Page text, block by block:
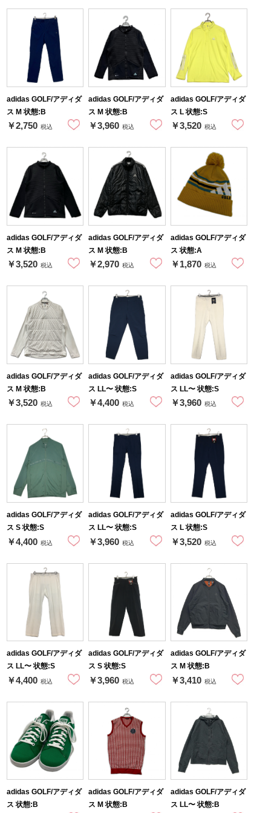
adidas GOLF/アディダ
ス M 状態:B
￥2,750 税込
adidas GOLF/アディダ
ス M 状態:B
￥3,960 税込
adidas GOLF/アディダ
ス L 状態:S
￥3,520 税込
adidas GOLF/アディダ
ス M 状態:B
￥3,520 税込
adidas GOLF/アディダ
ス M 状態:B
￥2,970 税込
adidas GOLF/アディダ
ス 状態:A
￥1,870 税込
adidas GOLF/アディダ
ス M 状態:B
￥3,520 税込
adidas GOLF/アディダ
ス LL〜 状態:S
￥4,400 税込
adidas GOLF/アディダ
ス LL〜 状態:S
￥3,960 税込
adidas GOLF/アディダ
ス S 状態:S
￥4,400 税込
adidas GOLF/アディダ
ス LL〜 状態:S
￥3,960 税込
adidas GOLF/アディダ
ス L 状態:S
￥3,520 税込
adidas GOLF/アディダ
ス LL〜 状態:S
￥4,400 税込
adidas GOLF/アディダ
ス S 状態:S
￥3,960 税込
adidas GOLF/アディダ
ス M 状態:B
￥3,410 税込
adidas GOLF/アディダ
ス 状態:B
adidas GOLF/アディダ
ス M 状態:B
adidas GOLF/アディダ
ス LL〜 状態:B